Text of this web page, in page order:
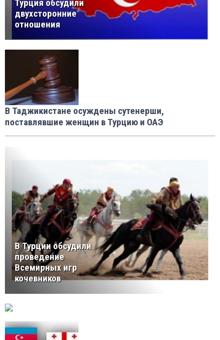
Турция обсудили
двухсторонние
отношения
В Таджикистане осуждены сутенерши,
поставлявшие женщин в Турцию и ОАЭ
В Турции обсудили
проведение
Всемирных игр
кочевников